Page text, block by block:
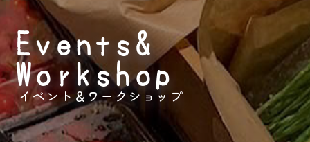
イベント＆ ワークショップ
Events&
Workshop